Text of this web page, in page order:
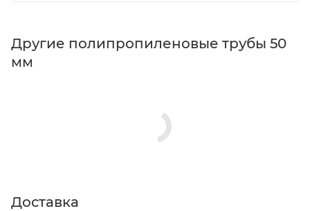
Другие полипропиленовые трубы 50
мм
Доставка